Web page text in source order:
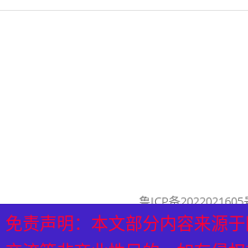
免责声明：本文部分内容来源于
鲁ICP备2022021605
公司名称：历城泰山健康
历城泰山健康管理中心 版权所有
免责声明：本文部分内容来源于